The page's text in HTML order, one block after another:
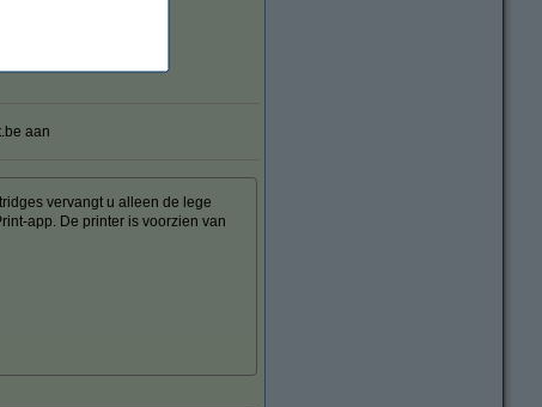
aan
vervangt u alleen de lege
app. De printer is voorzien van